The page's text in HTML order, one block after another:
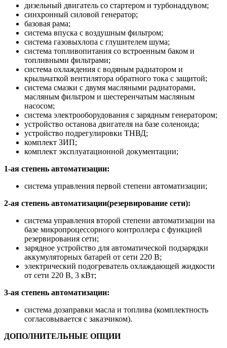
дизельный двигатель со стартером и турбонаддувом;
синхронный силовой генератор;
базовая рама;
система впуска с воздушным фильтром;
система газовыхлопа с глушителем шума;
система топливопитания со встроенным баком и
топливными фильтрами;
система охлаждения с водяным радиатором и
крыльчаткой вентилятора обратного тока с защитой;
система смазки с двумя масляными радиаторами,
масляным фильтром и шестеренчатым масляным
насосом;
система электрооборудования с зарядным генератором;
устройство останова двигателя на базе соленоида;
устройство подрегулировки ТНВД;
комплект ЗИП;
комплект эксплуатационной документации;
1-ая степень автоматизации:
система управления первой степени автоматизации;
2-ая степень автоматизации(резервирование сети):
система управления второй степени автоматизации на
базе микропроцессорного контроллера с функцией
резервирования сети;
зарядное устройство для автоматической подзарядки
аккумуляторных батарей от сети 220 В;
электрический подогреватель охлаждающей жидкости
от сети 220 В, 3 кВт;
3-ая степень автоматизации:
система дозаправки масла и топлива (комплектность
согласовывается с заказчиком).
ДОПОЛНИТЕЛЬНЫЕ ОПЦИИ